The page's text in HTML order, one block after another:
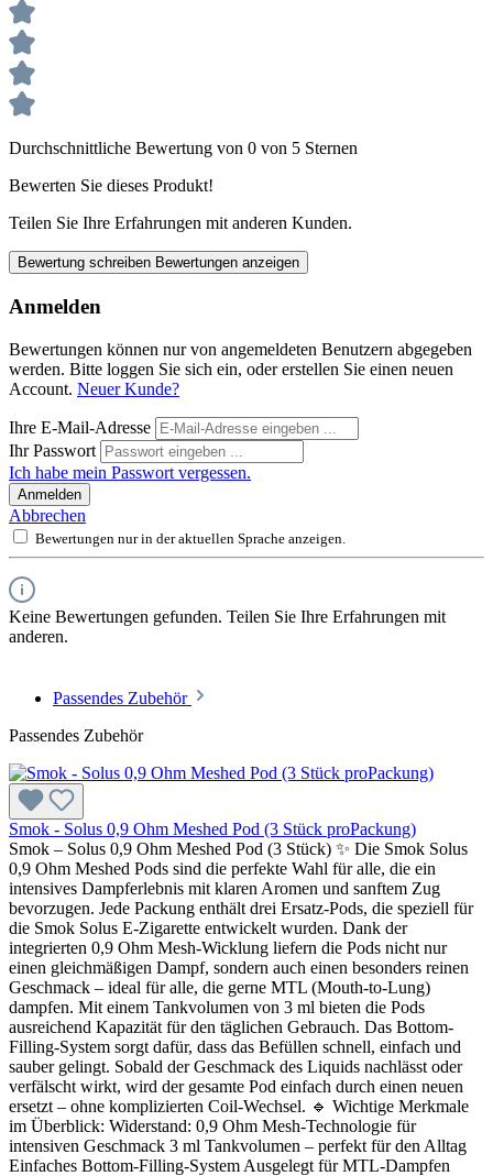
Durchschnittliche Bewertung von 0 von 5 Sternen
Bewerten Sie dieses Produkt!
Teilen Sie Ihre Erfahrungen mit anderen Kunden.
Bewertung schreiben Bewertungen anzeigen
Anmelden
Bewertungen können nur von angemeldeten Benutzern abgegeben
werden. Bitte loggen Sie sich ein, oder erstellen Sie einen neuen
Account. Neuer Kunde?
Ihre E-Mail-Adresse
Ihr Passwort
Ich habe mein Passwort vergessen.
Anmelden
Abbrechen
Bewertungen nur in der aktuellen Sprache anzeigen.
Keine Bewertungen gefunden. Teilen Sie Ihre Erfahrungen mit
anderen.
Passendes Zubehör
Passendes Zubehör
Smok - Solus 0,9 Ohm Meshed Pod (3 Stück proPackung)
Smok – Solus 0,9 Ohm Meshed Pod (3 Stück) ✨ Die Smok Solus
0,9 Ohm Meshed Pods sind die perfekte Wahl für alle, die ein
intensives Dampferlebnis mit klaren Aromen und sanftem Zug
bevorzugen. Jede Packung enthält drei Ersatz-Pods, die speziell für
die Smok Solus E-Zigarette entwickelt wurden. Dank der
integrierten 0,9 Ohm Mesh-Wicklung liefern die Pods nicht nur
einen gleichmäßigen Dampf, sondern auch einen besonders reinen
Geschmack – ideal für alle, die gerne MTL (Mouth-to-Lung)
dampfen. Mit einem Tankvolumen von 3 ml bieten die Pods
ausreichend Kapazität für den täglichen Gebrauch. Das Bottom-
Filling-System sorgt dafür, dass das Befüllen schnell, einfach und
sauber gelingt. Sobald der Geschmack des Liquids nachlässt oder
verfälscht wirkt, wird der gesamte Pod einfach durch einen neuen
ersetzt – ohne komplizierten Coil-Wechsel. 🔹 Wichtige Merkmale
im Überblick: Widerstand: 0,9 Ohm Mesh-Technologie für
intensiven Geschmack 3 ml Tankvolumen – perfekt für den Alltag
Einfaches Bottom-Filling-System Ausgelegt für MTL-Dampfen